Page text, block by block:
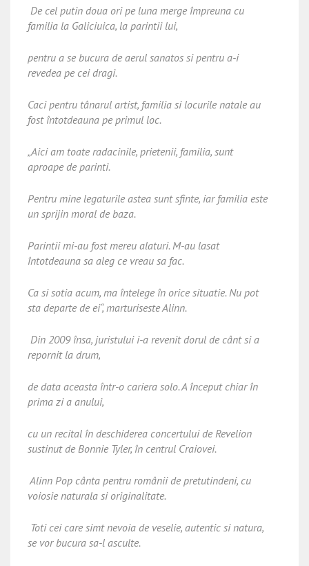
De cel putin doua ori pe luna merge împreuna cu
familia la Galiciuica, la parintii lui,
pentru a se bucura de aerul sanatos si pentru a-i
revedea pe cei dragi.
Caci pentru tânarul artist, familia si locurile natale au
fost întotdeauna pe primul loc.
„Aici am toate radacinile, prietenii, familia, sunt
aproape de parinti.
Pentru mine legaturile astea sunt sfinte, iar familia este
un sprijin moral de baza.
Parintii mi-au fost mereu alaturi. M-au lasat
întotdeauna sa aleg ce vreau sa fac.
Ca si sotia acum, ma întelege în orice situatie. Nu pot
sta departe de ei“, marturiseste Alinn.
Din 2009 însa, juristului i-a revenit dorul de cânt si a
repornit la drum,
de data aceasta într-o cariera solo. A început chiar în
prima zi a anului,
cu un recital în deschiderea concertului de Revelion
sustinut de Bonnie Tyler, în centrul Craiovei.
Alinn Pop cânta pentru românii de pretutindeni, cu
voiosie naturala si originalitate.
Toti cei care simt nevoia de veselie, autentic si natura,
se vor bucura sa-l asculte.